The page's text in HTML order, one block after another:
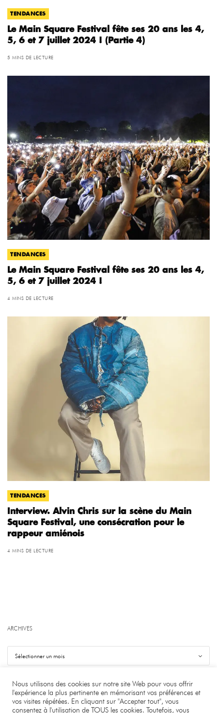
TENDANCES
Le Main Square Festival fête ses 20 ans les 4,
5, 6 et 7 juillet 2024 ! (Partie 4)
5 MINS DE LECTURE
TENDANCES
Le Main Square Festival fête ses 20 ans les 4,
5, 6 et 7 juillet 2024 !
4 MINS DE LECTURE
TENDANCES
Interview. Alvin Chris sur la scène du Main
Square Festival, une consécration pour le
rappeur amiénois
4 MINS DE LECTURE
ARCHIVES
©Benjamin Bourgeois .
Nous utilisons des cookies sur notre site Web pour vous offrir
l'expérience la plus pertinente en mémorisant vos préférences et
vos visites répétées. En cliquant sur "Accepter tout", vous
consentez à l'utilisation de TOUS les cookies. Toutefois, vous